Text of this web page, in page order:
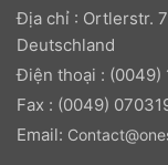
Địa chỉ : Ortlerstr.
Deutschland
Điện thoại : (0049)
Fax : (0049)
Email: